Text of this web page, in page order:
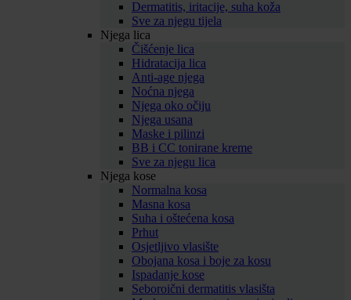
Dermatitis, iritacije, suha koža
Sve za njegu tijela
Njega lica
Čišćenje lica
Hidratacija lica
Anti-age njega
Noćna njega
Njega oko očiju
Njega usana
Maske i pilinzi
BB i CC tonirane kreme
Sve za njegu lica
Njega kose
Normalna kosa
Masna kosa
Suha i oštećena kosa
Prhut
Osjetljivo vlasište
Obojana kosa i boje za kosu
Ispadanje kose
Seboroični dermatitis vlasišta